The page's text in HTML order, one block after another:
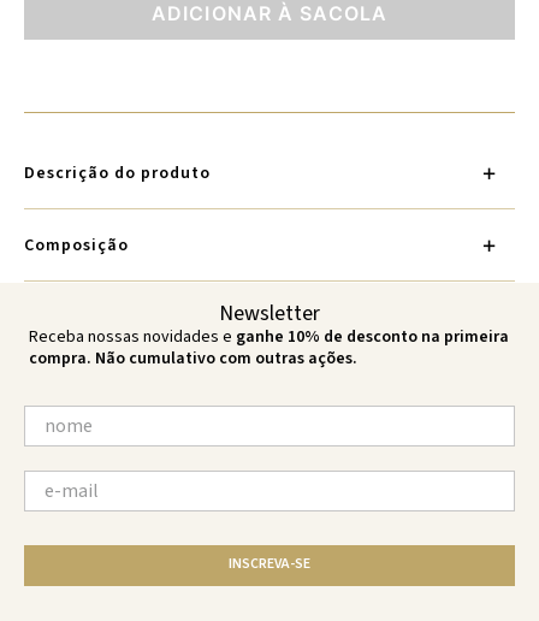
ADICIONAR À SACOLA
Descrição do produto
Composição
Newsletter
Receba nossas novidades e ganhe 10% de desconto na primeira
compra. Não cumulativo com outras ações.
INSCREVA-SE